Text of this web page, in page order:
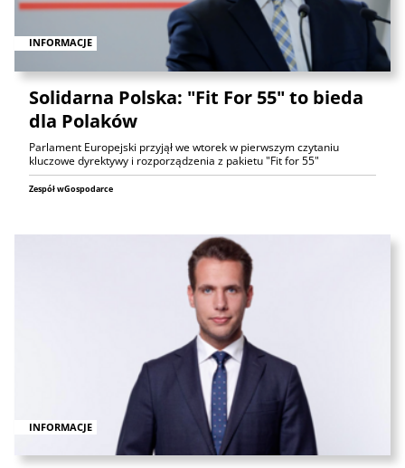
INFORMACJE
Solidarna Polska: "Fit For 55" to bieda
dla Polaków
Parlament Europejski przyjął we wtorek w pierwszym czytaniu
kluczowe dyrektywy i rozporządzenia z pakietu "Fit for 55"
Zespół wGospodarce
INFORMACJE